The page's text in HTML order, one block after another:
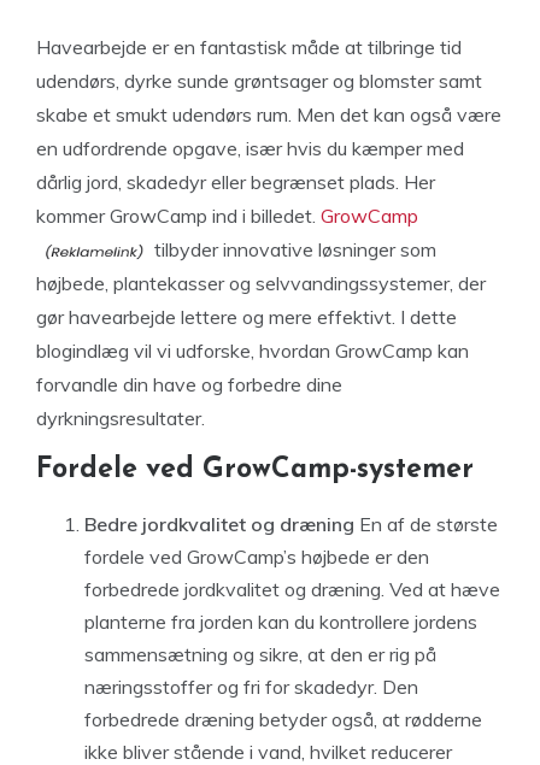
Havearbejde er en fantastisk måde at tilbringe tid
udendørs, dyrke sunde grøntsager og blomster samt
skabe et smukt udendørs rum. Men det kan også være
en udfordrende opgave, især hvis du kæmper med
dårlig jord, skadedyr eller begrænset plads. Her
kommer GrowCamp ind i billedet. GrowCamp
tilbyder innovative løsninger som
højbede, plantekasser og selvvandingssystemer, der
gør havearbejde lettere og mere effektivt. I dette
blogindlæg vil vi udforske, hvordan GrowCamp kan
forvandle din have og forbedre dine
dyrkningsresultater.
Fordele ved GrowCamp-systemer
Bedre jordkvalitet og dræning En af de største
fordele ved GrowCamp’s højbede er den
forbedrede jordkvalitet og dræning. Ved at hæve
planterne fra jorden kan du kontrollere jordens
sammensætning og sikre, at den er rig på
næringsstoffer og fri for skadedyr. Den
forbedrede dræning betyder også, at rødderne
ikke bliver stående i vand, hvilket reducerer